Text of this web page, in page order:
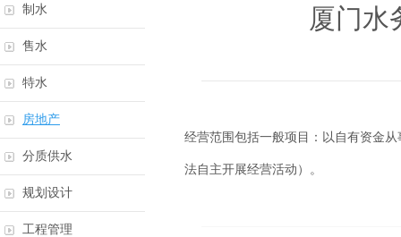
制水
售水
特水
房地产
分质供水
规划设计
工程管理
厦门水
经营范围包括一般项目：以自有资金
法自主开展经营活动）。